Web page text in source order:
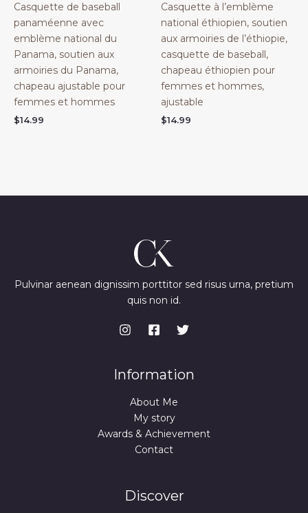
Casquette de baseball
panaméenne avec
emblème national du
Panama, soutien aux
armoiries du Panama,
chapeau ajustable pour
femmes et hommes
$14.99
Casquette à l’emblème
national éthiopien, soutien
aux armoiries de l’éthiopie,
casquette de baseball,
chapeau éthiopien pour
femmes et hommes,
ajustable
$14.99
Pulvinar aenean dignissim porttitor sed risus urna, pretium
quis non id.
Information
About Me
My story
Awards & Achievement
Contact
Discover